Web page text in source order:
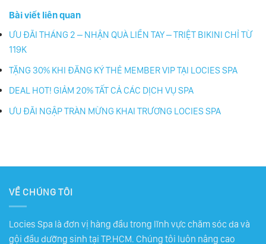
Bài viết liên quan
ƯU ĐÃI THÁNG 2 – NHẬN QUÀ LIỀN TAY – TRIỆT BIKINI CHỈ TỪ
119K
TẶNG 30% KHI ĐĂNG KÝ THẺ MEMBER VIP TẠI LOCIES SPA
DEAL HOT! GIẢM 20% TẤT CẢ CÁC DỊCH VỤ SPA
ƯU ĐÃI NGẬP TRÀN MỪNG KHAI TRƯƠNG LOCIES SPA
VỀ CHÚNG TÔI
Locies Spa là đơn vị hàng đầu trong lĩnh vực chăm sóc da và
gội đầu dưỡng sinh tại TP.HCM. Chúng tôi luôn nâng cao